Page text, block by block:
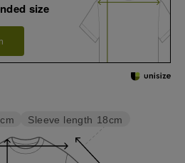
size
Sleeve length 18cm